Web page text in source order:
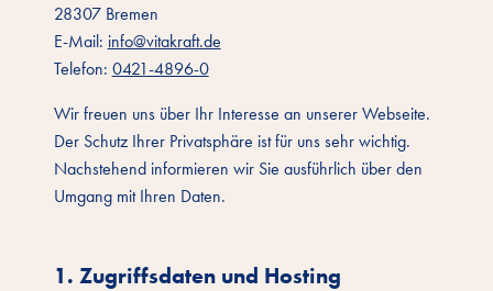
28307 Bremen
E-Mail: info@vitakraft.de
Telefon: 0421-4896-0
Wir freuen uns über Ihr Interesse an unserer Webseite.
Der Schutz Ihrer Privatsphäre ist für uns sehr wichtig.
Nachstehend informieren wir Sie ausführlich über den
Umgang mit Ihren Daten.
1. Zugriffsdaten und Hosting